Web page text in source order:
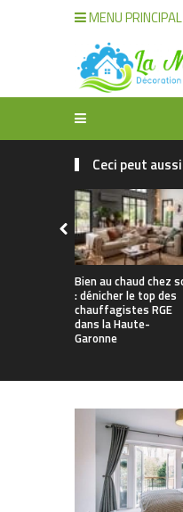
MENU PRINCIPAL
Ceci peut
Bien au chaud chez
: dénicher le top des
chauffagistes RGE
dans la Haute-
Garonne